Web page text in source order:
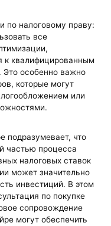
по налоговому праву:
все
к квалифицированным
Это особенно важно
которые могут
или
подразумевает, что
частью процесса
налоговых ставок
может значительно
инвестиций. В этом
по покупке
сопровождение
могут обеспечить